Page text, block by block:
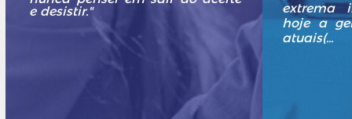
e desistir."
extrema
hoje a
atuais(...